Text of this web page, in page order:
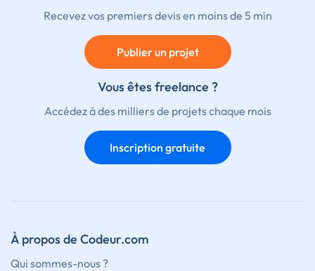
Recevez vos premiers devis en moins de 5 min
Publier un projet
Vous êtes freelance ?
Accédez à des milliers de projets chaque mois
Inscription gratuite
À propos de Codeur.com
Qui sommes-nous ?